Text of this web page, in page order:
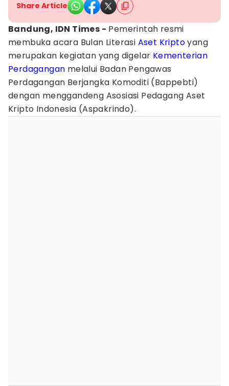
Share Article
Bandung, IDN Times - Pemerintah resmi
membuka acara Bulan Literasi Aset Kriptoyang
merupakan kegiatan yang digelar Kementerian
Perdagangan melalui Badan Pengawas
Perdagangan Berjangka Komoditi (Bappebti)
dengan menggandeng Asosiasi Pedagang Aset
Kripto Indonesia (Aspakrindo).